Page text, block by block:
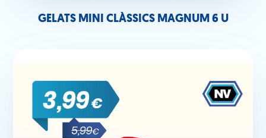
GELATS MINI CLÀSSICS MAGNUM 6 U